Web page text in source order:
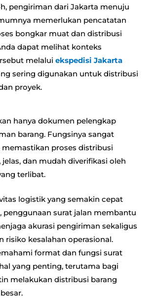
pengiriman dari Jakarta menuju
memerlukan pencatatan
bongkar muat dan distribusi
dapat melihat konteks
melalui ekspedisi Jakarta
sering digunakan untuk distribusi
proyek.
hanya dokumen pelengkap
barang. Fungsinya sangat
proses distribusi
dan mudah diverifikasi oleh
terlibat.
logistik yang semakin cepat
penggunaan surat jalan membantu
akurasi pengiriman sekaligus
risiko kesalahan operasional.
format dan fungsi surat
yang penting, terutama bagi
melakukan distribusi barang